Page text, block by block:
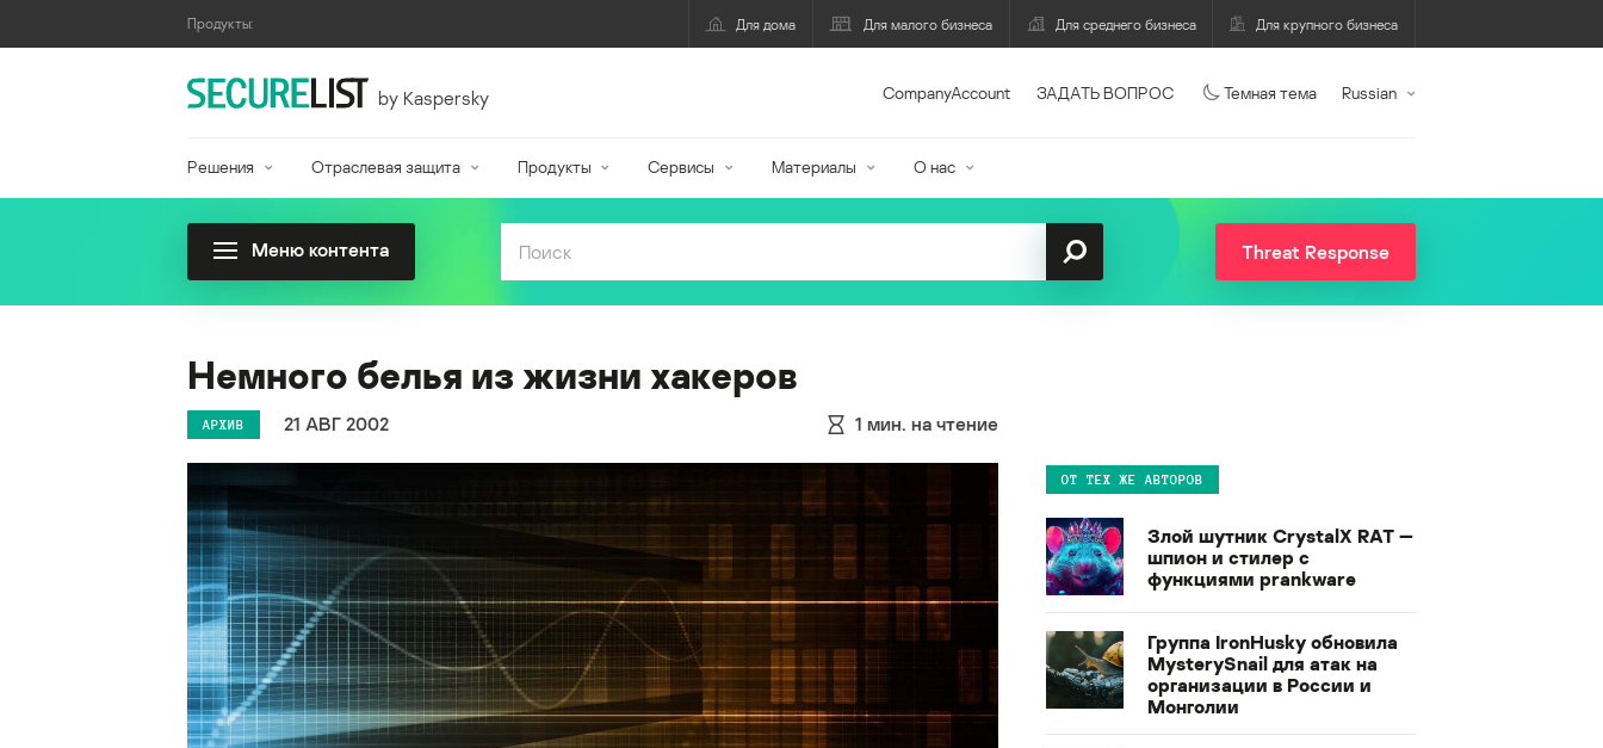
Продукты: Для дома Для малого бизнеса Для среднего бизнеса Для крупного бизнеса
by Kaspersky CompanyAccount ЗАДАТЬ ВОПРОС Темная тема Russian
Решения Отраслевая защита Продукты Сервисы Материалы О нас
Меню контента Threat Response
Немного белья из жизни хакеров
АРХИВ 21 АВГ 2002 1 мин. на чтение
ОТ ТЕХ ЖЕ АВТОРОВ
Злой шутник CrystalX RAT —
шпион и стилер с
функциями prankware
Группа IronHusky обновила
MysterySnail для атак на
организации в России и
Монголии